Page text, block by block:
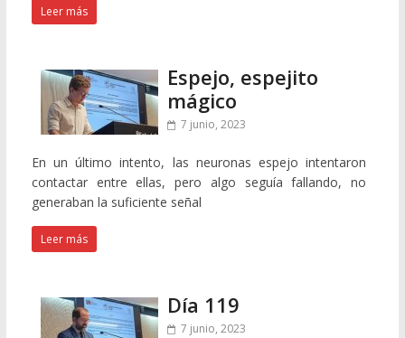
Leer más
Espejo, espejito
mágico
7 junio, 2023
En un último intento, las neuronas espejo intentaron
contactar entre ellas, pero algo seguía fallando, no
generaban la suficiente señal
Leer más
Día 119
7 junio, 2023